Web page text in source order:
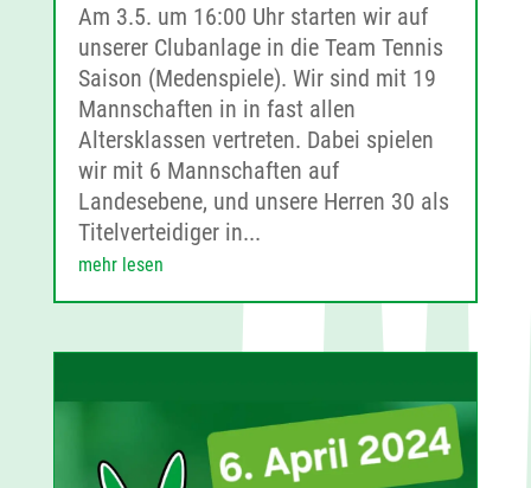
Am 3.5. um 16:00 Uhr starten wir auf
unserer Clubanlage in die Team Tennis
Saison (Medenspiele). Wir sind mit 19
Mannschaften in in fast allen
Altersklassen vertreten. Dabei spielen
wir mit 6 Mannschaften auf
Landesebene, und unsere Herren 30 als
Titelverteidiger in...
mehr lesen